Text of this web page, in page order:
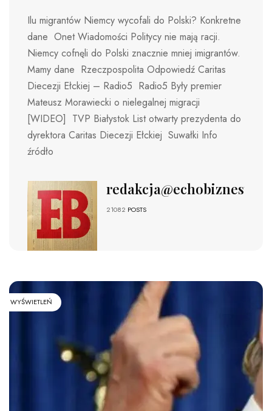
Ilu migrantów Niemcy wycofali do Polski? Konkretne
dane Onet Wiadomości Politycy nie mają racji.
Niemcy cofnęli do Polski znacznie mniej imigrantów.
Mamy dane Rzeczpospolita Odpowiedź Caritas
Diecezji Ełckiej – Radio5 Radio5 Były premier
Mateusz Morawiecki o nielegalnej migracji
[WIDEO] TVP Białystok List otwarty prezydenta do
dyrektora Caritas Diecezji Ełckiej Suwałki Info
źródło
redakcja@echobiznesu.pl
21082 POSTS
WYŚWIETLEŃ